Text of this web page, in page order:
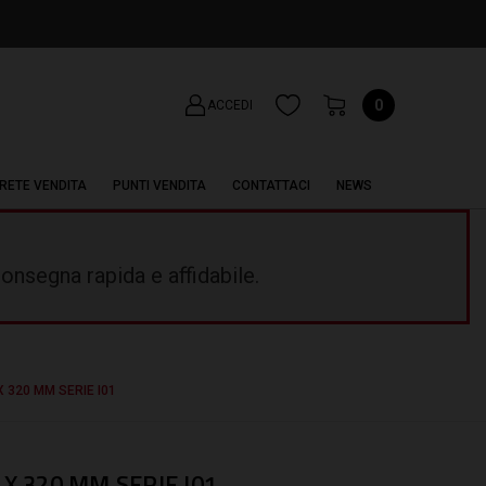
ACCEDI 0
RETE VENDITA PUNTI VENDITA CONTATTACI NEWS
rapida e affidabile.
320 MM SERIE I01